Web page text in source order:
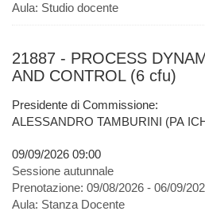
Aula: Studio docente
21887 - PROCESS
AND CONTROL (6 cfu)
Presidente di Commissione:
ALESSANDRO TAMBURINI (PA
09/09/2026 09:00
Sessione autunnale
Prenotazione: 09/08/2026 - 06/09/
Aula: Stanza Docente